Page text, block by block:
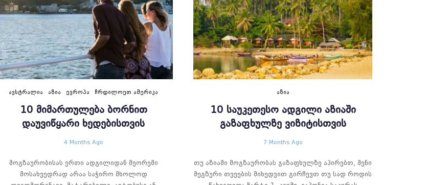
ᲐᲕᲡᲢᲠᲐᲚᲘᲐ ᲐᲖᲘᲐ ᲔᲕᲠᲝᲞᲐ ᲩᲠᲓᲘᲚᲝᲔᲗ ᲐᲛᲔᲠᲘᲙᲐ
10 ᲛᲘᲛᲐᲠᲗᲣᲚᲔᲑᲐ ᲑᲝᲠᲜᲘᲗ
ᲓᲐᲣᲕᲘᲬᲧᲐᲠᲘ ᲮᲔᲓᲔᲑᲘᲡᲗᲕᲘᲡ
4 Months Ago
მოგზაურობისას ერთი ადგილიდან მეორეში
მოსახვედრად არაა საჭირო მხოლოდ
ᲐᲖᲘᲐ
10 ᲡᲐᲣᲙᲔᲗᲔᲡᲝ ᲐᲓᲒᲘᲚᲘ ᲐᲖᲘᲐᲨᲘ
ᲒᲐᲖᲐᲤᲮᲣᲚᲖᲔ ᲕᲘᲖᲘᲢᲘᲡᲗᲕᲘᲡ
7 Months Ago
თუ აზიაში მოგზაურობას გაზაფხულზე აპირებთ, შენი
მეგზური თვეების მიხედვით გირჩევთ თუ სად როდის